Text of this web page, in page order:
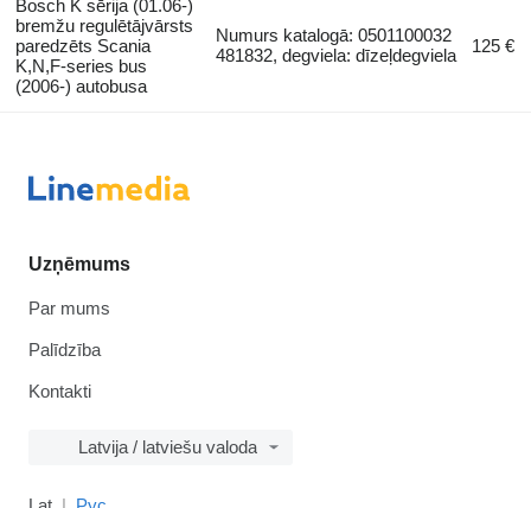
Bosch K sērija (01.06-)
bremžu regulētājvārsts
paredzēts Scania
K,N,F-series bus
(2006-) autobusa
Numurs katalogā: 0501100032
481832, degviela: dīzeļdegviela
125 €
Uzņēmums
Par mums
Palīdzība
Kontakti
Latvija / latviešu valoda